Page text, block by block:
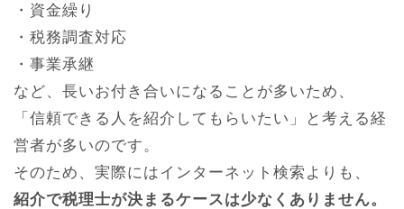
・資金繰り
・税務調査対応
・事業承継
など、長いお付き合いになることが多いため、
「信頼できる人を紹介してもらいたい」と考える経
営者が多いのです。
そのため、実際にはインターネット検索よりも、
紹介で税理士が決まるケースは少なくありません。